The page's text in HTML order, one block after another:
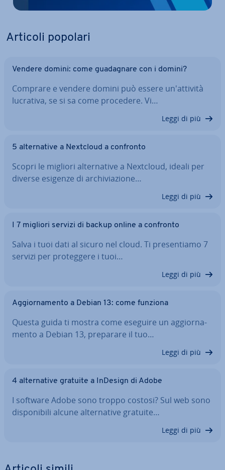
Articoli popolari
Vendere domini: come gua­da­gna­re con i domini?
Comprare e vendere domini può essere un'at­ti­vi­tà
lucrativa, se si sa come procedere. Vi…
Leggi di più
5 al­ter­na­ti­ve a Nextcloud a confronto
Scopri le migliori al­ter­na­ti­ve a Nextcloud, ideali per
diverse esigenze di ar­chi­via­zio­ne…
Leggi di più
I 7 migliori servizi di backup online a confronto
Salva i tuoi dati al sicuro nel cloud. Ti pre­sen­tia­mo 7
servizi per pro­teg­ge­re i tuoi…
Leggi di più
Ag­gior­na­men­to a Debian 13: come funziona
Questa guida ti mostra come eseguire un ag­gior­na­
men­to a Debian 13, preparare il tuo…
Leggi di più
4 al­ter­na­ti­ve gratuite a InDesign di Adobe
I software Adobe sono troppo costosi? Sul web sono
di­spo­ni­bi­li alcune al­ter­na­ti­ve gratuite…
Leggi di più